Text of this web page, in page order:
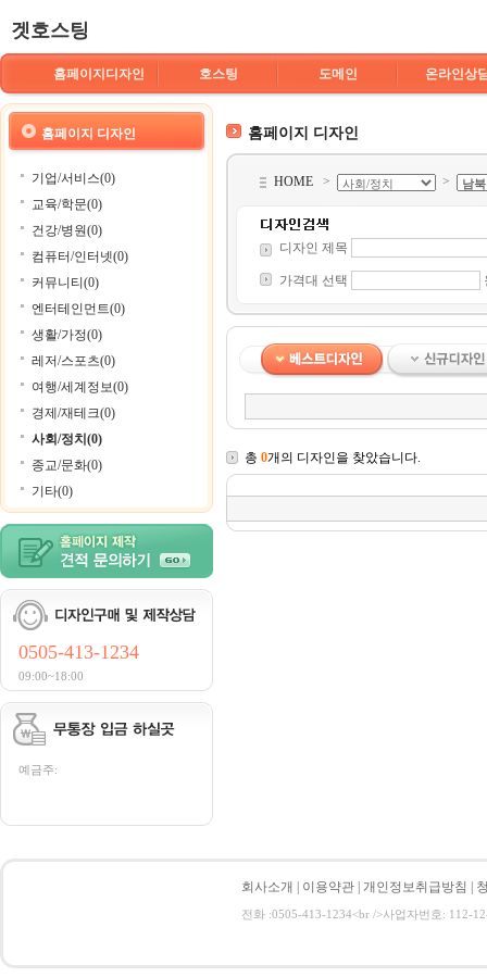
겟호스팅
홈페이지디자인 호스팅 도메인 온라인상
홈페이지 디자인
기업/서비스(0)
교육/학문(0)
건강/병원(0)
컴퓨터/인터넷(0)
커뮤니티(0)
엔터테인먼트(0)
생활/가정(0)
레저/스포츠(0)
여행/세계정보(0)
경제/재테크(0)
사회/정치(0)
종교/문화(0)
기타(0)
0505-413-1234
09:00~18:00
예금주:
홈페이지 디자인
HOME > >
디자인 제목
가격대 선택
총 0개의 디자인을 찾았습니다.
회사소개 이용약관 개인정보취급방침
전화 :0505-413-1234<br />사업자번호: 112-